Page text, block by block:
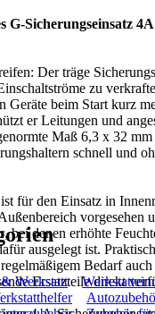
G-Sicherungseinsatz
Der träge
zu
Geräte beim Start kurz
er Leitungen und
Maß 6,3 x 32 mm
schnell und
für den Einsatz in
vorgesehen
bei denen erhöhte
ausgelegt ist.
Bedarf
Ersatzteile direkt
Werkstatt